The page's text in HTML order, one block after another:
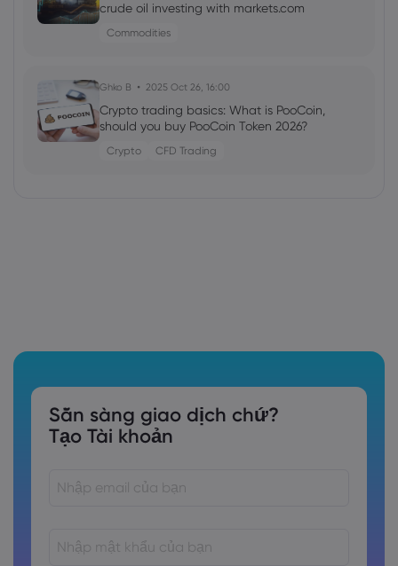
crude oil investing with markets.com
Commodities
Ghko B 2025 Oct 26, 16:00
Crypto trading basics: What is PooCoin,
should you buy PooCoin Token 2026?
Crypto CFD Trading
Sẵn sàng giao dịch chứ?
Tạo Tài khoản